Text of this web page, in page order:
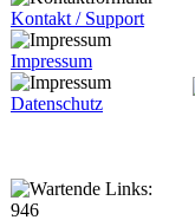
Kontakt / Support
Impressum
Datenschutz